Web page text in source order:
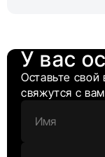
У вас
Оставьте
свяжутся с